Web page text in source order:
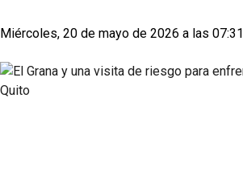
Miércoles, 20 de mayo de 2026 a las 07:31